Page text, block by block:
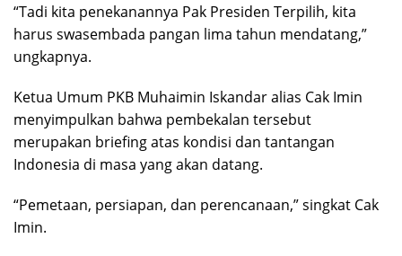
“Tadi kita penekanannya Pak Presiden Terpilih, kita
harus swasembada pangan lima tahun mendatang,”
ungkapnya.
Ketua Umum PKB Muhaimin Iskandar alias Cak Imin
menyimpulkan bahwa pembekalan tersebut
merupakan briefing atas kondisi dan tantangan
Indonesia di masa yang akan datang.
“Pemetaan, persiapan, dan perencanaan,” singkat Cak
Imin.